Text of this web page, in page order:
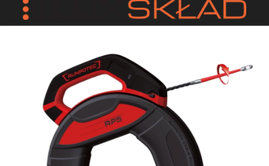
34-480 Jabłonka
NIP: 7352023050
biuro@luxsklad.pl
+48501 750 883